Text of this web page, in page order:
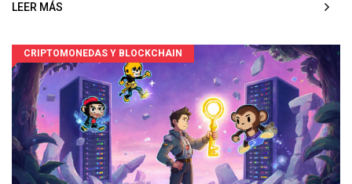
LEER MÁS
CRIPTOMONEDAS Y BLOCKCHAIN